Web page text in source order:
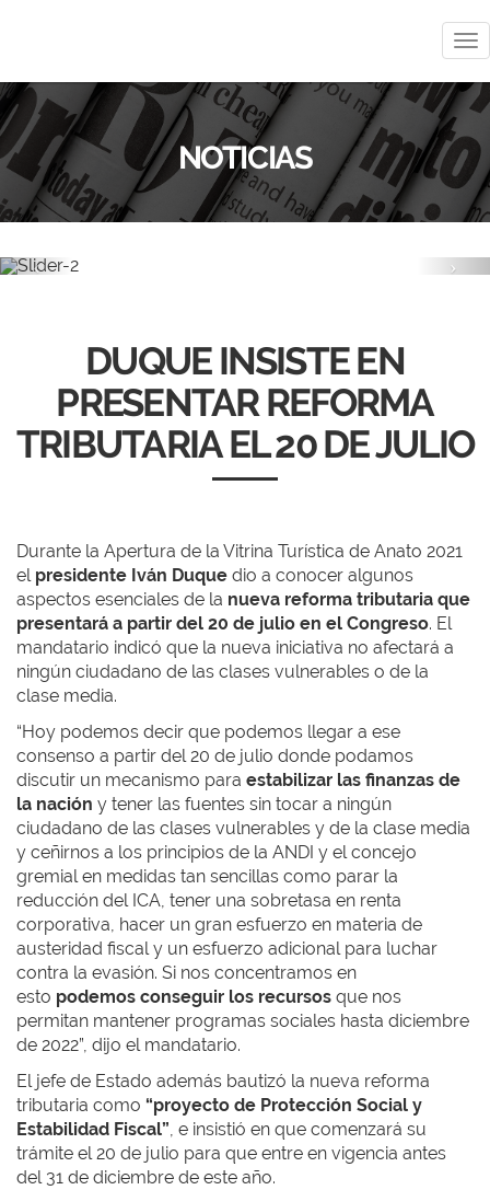
NOTICIAS
Previous
DUQUE INSISTE EN
PRESENTAR REFORMA
TRIBUTARIA EL 20 DE JULIO
Durante la Apertura de la Vitrina Turística de Anato 2021
el presidente Iván Duque dio a conocer algunos
aspectos esenciales de la nueva reforma tributaria que
presentará a partir del 20 de julio en el Congreso. El
mandatario indicó que la nueva iniciativa no afectará a
ningún ciudadano de las clases vulnerables o de la
clase media.
“Hoy podemos decir que podemos llegar a ese
consenso a partir del 20 de julio donde podamos
discutir un mecanismo para estabilizar las finanzas de
la nación y tener las fuentes sin tocar a ningún
ciudadano de las clases vulnerables y de la clase media
y ceñirnos a los principios de la ANDI y el concejo
gremial en medidas tan sencillas como parar la
reducción del ICA, tener una sobretasa en renta
corporativa, hacer un gran esfuerzo en materia de
austeridad fiscal y un esfuerzo adicional para luchar
contra la evasión. Si nos concentramos en
esto podemos conseguir los recursos que nos
permitan mantener programas sociales hasta diciembre
de 2022”, dijo el mandatario.
El jefe de Estado además bautizó la nueva reforma
tributaria como “proyecto de Protección Social y
Estabilidad Fiscal”, e insistió en que comenzará su
trámite el 20 de julio para que entre en vigencia antes
del 31 de diciembre de este año.